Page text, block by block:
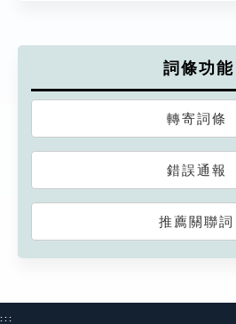
詞條功能
轉寄詞條
錯誤通報
推薦關聯詞
:::